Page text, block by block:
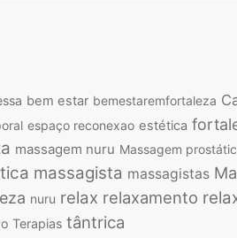
bem estar bemestaremfortaleza
espaço reconexao estética
massagem nuru Massagem
massagista massagistas
nuru relax relaxamento
Terapias tântrica